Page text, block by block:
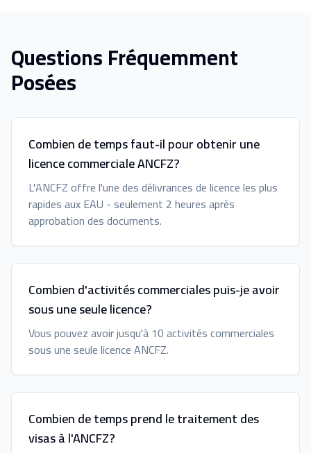
Questions Fréquemment
Posées
Combien de temps faut-il pour obtenir une
licence commerciale ANCFZ?
L'ANCFZ offre l'une des délivrances de licence les plus
rapides aux EAU - seulement 2 heures après
approbation des documents.
Combien d'activités commerciales puis-je avoir
sous une seule licence?
Vous pouvez avoir jusqu'à 10 activités commerciales
sous une seule licence ANCFZ.
Combien de temps prend le traitement des
visas à l'ANCFZ?